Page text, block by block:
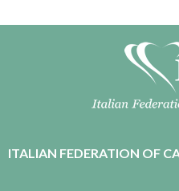
ITALIAN FEDERATION OF